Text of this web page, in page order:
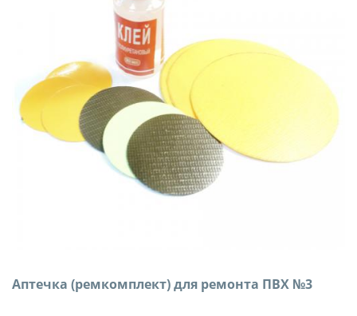
Аптечка (ремкомплект) для ремонта ПВХ №3